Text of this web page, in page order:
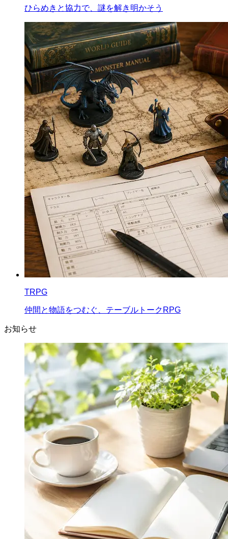
ひらめきと協力で、謎を解き明かそう
TRPG
仲間と物語をつむぐ、テーブルトークRPG
お知らせ